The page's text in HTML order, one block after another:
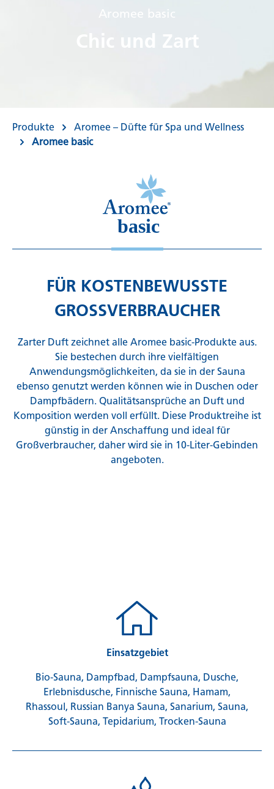
Aromee basic
Chic und Zart
Produkte
Aromee – Düfte für Spa und Wellness
Aromee basic
FÜR KOSTENBEWUSSTE
GROSSVERBRAUCHER
Zarter Duft zeichnet alle Aromee basic-Produkte aus.
Sie bestechen durch ihre vielfältigen
Anwendungsmöglichkeiten, da sie in der Sauna
ebenso genutzt werden können wie in Duschen oder
Dampfbädern. Qualitätsansprüche an Duft und
Komposition werden voll erfüllt. Diese Produktreihe ist
günstig in der Anschaffung und ideal für
Großverbraucher, daher wird sie in 10-Liter-Gebinden
angeboten.
Einsatzgebiet
Bio-Sauna, Dampfbad, Dampfsauna, Dusche,
Erlebnisdusche, Finnische Sauna, Hamam,
Rhassoul, Russian Banya Sauna, Sanarium, Sauna,
Soft-Sauna, Tepidarium, Trocken-Sauna